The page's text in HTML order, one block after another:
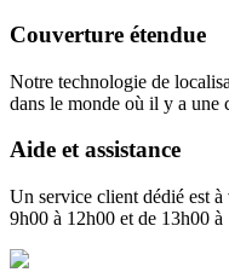
Couverture étendue
Notre technologie de
dans le monde où il y a une
Aide et assistance
Un service client dédié est
9h00 à 12h00 et de 13h00 à